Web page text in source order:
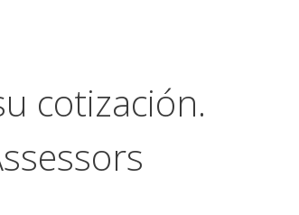
cotización.